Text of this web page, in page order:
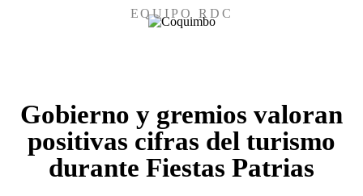
EQUIPO RDC
Gobierno y gremios valoran
positivas cifras del turismo
durante Fiestas Patrias